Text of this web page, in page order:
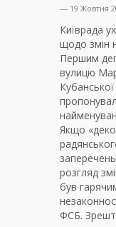
— 19 Жовтня
Київрада
щодо змін
Першим
вулицю
Якщо
розгляд
був
ФСБ.